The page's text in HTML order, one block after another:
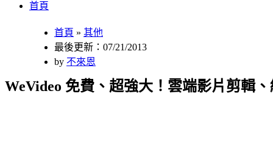
首頁
首頁 » 其他
最後更新：07/21/2013
by 不來恩
WeVideo 免費、超強大！雲端影片剪輯